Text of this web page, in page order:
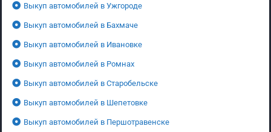
Выкуп автомобилей в Ужгороде
Выкуп автомобилей в Бахмаче
Выкуп автомобилей в Ивановке
Выкуп автомобилей в Ромнах
Выкуп автомобилей в Старобельске
Выкуп автомобилей в Шепетовке
Выкуп автомобилей в Першотравенске